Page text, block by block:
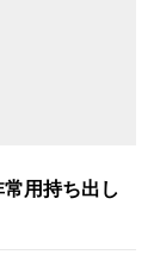
用持ち出し